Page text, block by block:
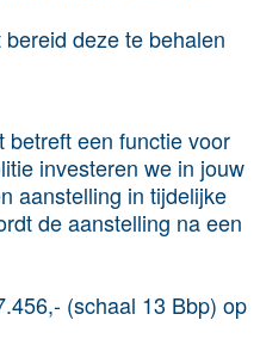
deze te behalen
betreft een functie voor
investeren we in jouw
aanstelling in tijdelijke
de aanstelling na een
(schaal 13 Bbp) op